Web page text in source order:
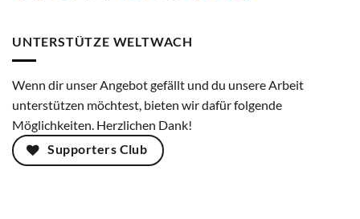
UNTERSTÜTZE WELTWACH
Wenn dir unser Angebot gefällt und du unsere Arbeit
unterstützen möchtest, bieten wir dafür folgende
Möglichkeiten. Herzlichen Dank!
Supporters Club